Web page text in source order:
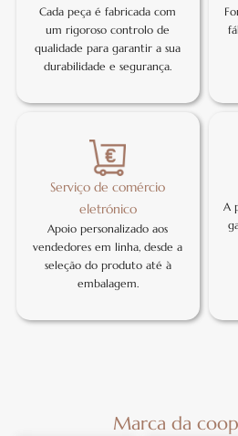
Cada peça é fabricada com
um rigoroso controlo de
qualidade para garantir a sua
durabilidade e segurança.
Serviço de comércio
eletrónico
Apoio personalizado aos
vendedores em linha, desde a
seleção do produto até à
embalagem.
A
Marca da